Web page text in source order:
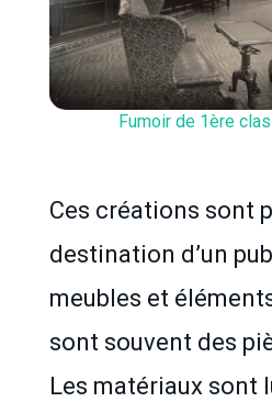
Fumoir de 1ère
Ces créations sont
destination d’un
meubles et
sont souvent des
Les matériaux sont